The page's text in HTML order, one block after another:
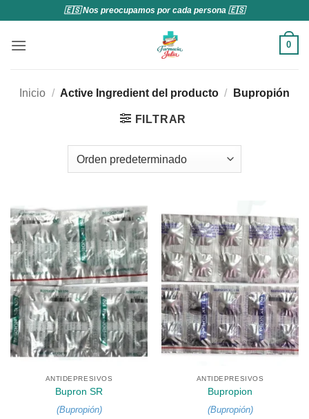
contenido
🇪🇸 Nos preocupamos por cada persona 🇪🇸
0
Inicio / Active Ingredient del producto / Bupropión
FILTRAR
ANTIDEPRESIVOS
Bupron SR
(Bupropión)
ANTIDEPRESIVOS
Bupropion
(Bupropión)